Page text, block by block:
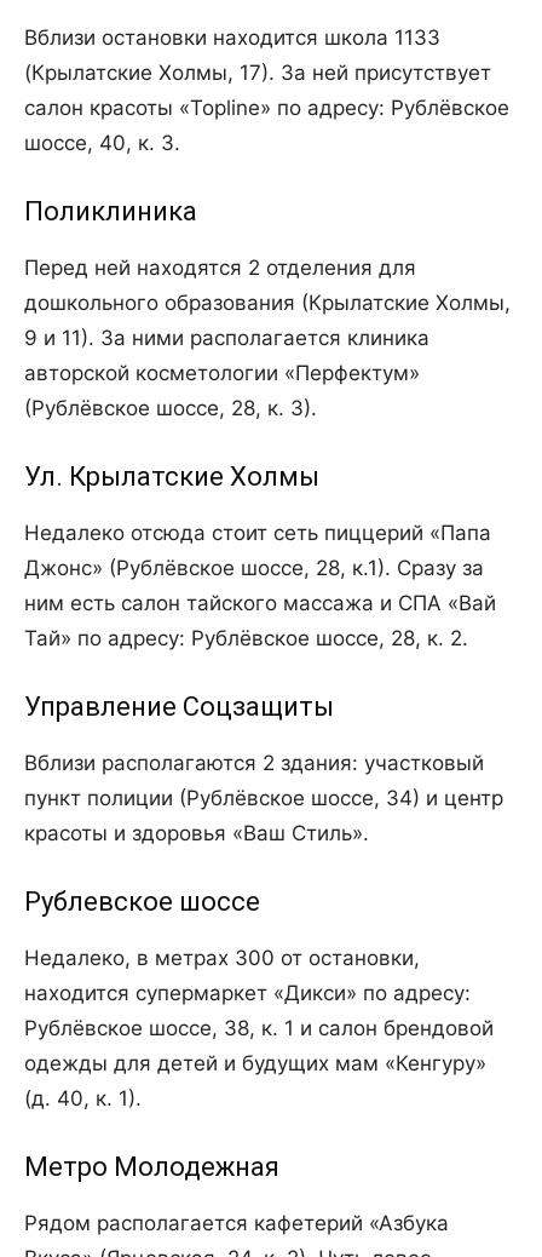
Вблизи остановки находится школа 1133
(Крылатские Холмы, 17). За ней присутствует
салон красоты «Topline» по адресу: Рублёвское
шоссе, 40, к. 3.
Поликлиника
Перед ней находятся 2 отделения для
дошкольного образования (Крылатские Холмы,
9 и 11). За ними располагается клиника
авторской косметологии «Перфектум»
(Рублёвское шоссе, 28, к. 3).
Ул. Крылатские Холмы
Недалеко отсюда стоит сеть пиццерий «Папа
Джонс» (Рублёвское шоссе, 28, к.1). Сразу за
ним есть салон тайского массажа и СПА «Вай
Тай» по адресу: Рублёвское шоссе, 28, к. 2.
Управление Соцзащиты
Вблизи располагаются 2 здания: участковый
пункт полиции (Рублёвское шоссе, 34) и центр
красоты и здоровья «Ваш Стиль».
Рублевское шоссе
Недалеко, в метрах 300 от остановки,
находится супермаркет «Дикси» по адресу:
Рублёвское шоссе, 38, к. 1 и салон брендовой
одежды для детей и будущих мам «Кенгуру»
(д. 40, к. 1).
Метро Молодежная
Рядом располагается кафетерий «Азбука